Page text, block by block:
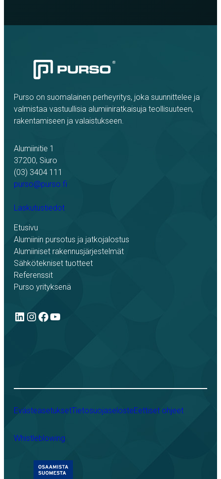
Purso on suomalainen perheyritys, joka suunnittelee ja
valmistaa vastuullisia alumiiniratkaisuja teollisuuteen,
rakentamiseen ja valaistukseen.
Alumiinitie 1
37200, Siuro
(03) 3404 111
purso@purso.fi
Laskutustiedot
Etusivu
Alumiinin pursotus ja jatkojalostus
Alumiiniset rakennusjärjestelmät
Sähkötekniset tuotteet
Referenssit
Purso yrityksenä
LinkedIn
Instagram
Facebook
YouTube
EvästeasetuksetTietosuojaselosteEettiset ohjeet
Whistleblowing